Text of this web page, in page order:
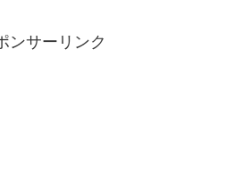
ンサーリンク